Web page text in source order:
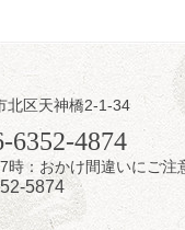
案内
の瑞／桂きん太郎／いわ
配信あり
北区天神橋2-1-34
6352-4874
7時：おかけ間違いに
5874